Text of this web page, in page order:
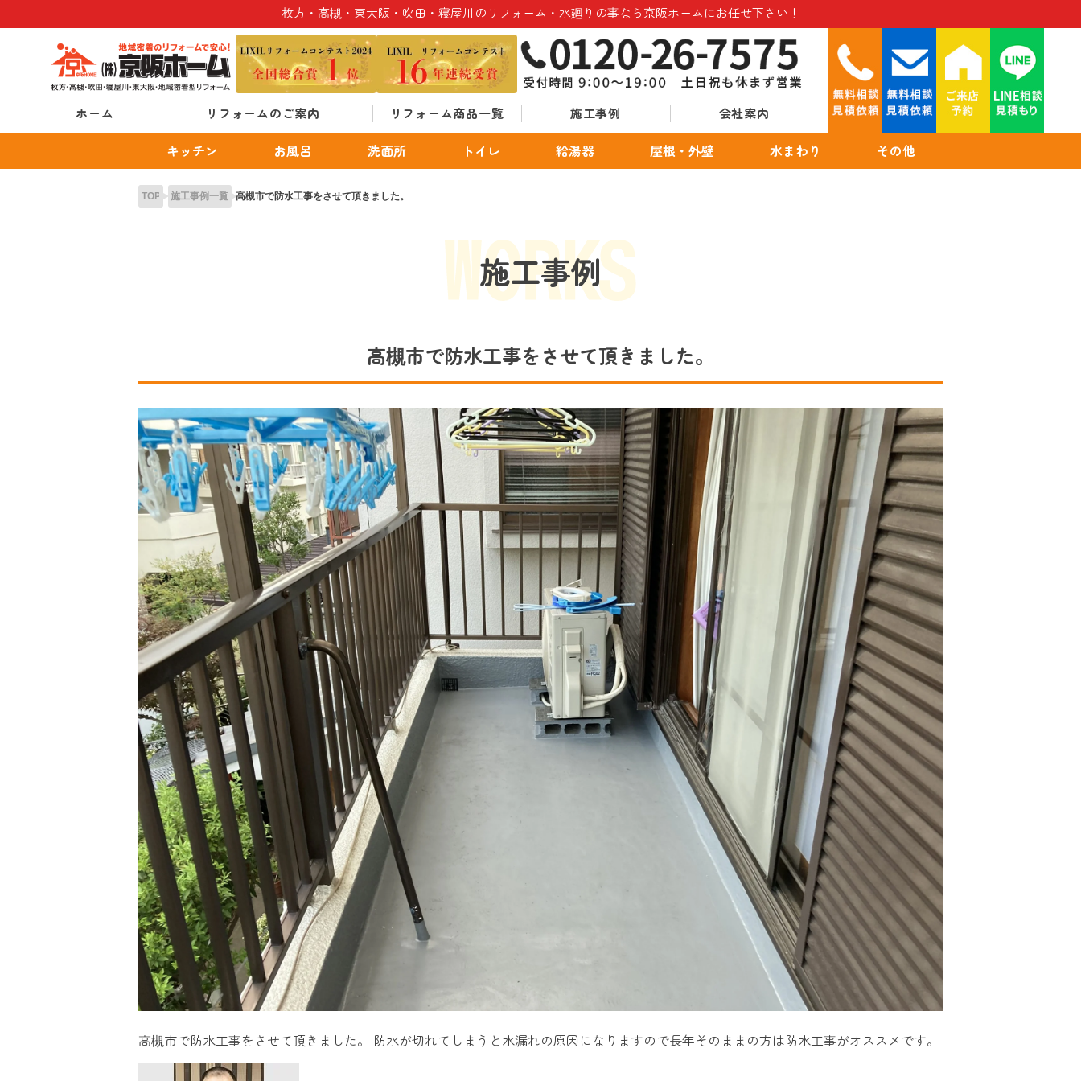
to
枚方・高槻・東大阪・吹田・寝屋川のリフォーム・水廻りの事なら京阪ホームにお任せ下さい！
ホーム リフォームのご案内 リフォーム商品一覧 施工事例 会社案内
キッチン お風呂 洗面所 トイレ 給湯器 屋根・外壁 水まわり その他
TOP 施工事例一覧 高槻市で防水工事をさせて頂きました。
施工事例
高槻市で防水工事をさせて頂きました。
高槻市で防水工事をさせて頂きました。 防水が切れてしまうと水漏れの原因になりますので長年そのままの方は防水工事がオススメです。